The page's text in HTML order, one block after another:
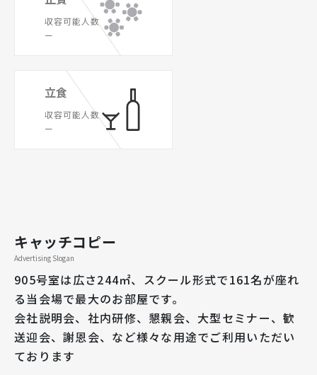
収容可能人数
ー
立食
収容可能人数
ー
キャッチコピー
Advertising Slogan
905号室は広さ244㎡、スクール形式で161名が座れ
る当会場で最大のお部屋です。
会社説明会、社内研修、懇親会、大型セミナー、歓
送迎会、謝恩会、など様々な用途でご利用いただい
ております